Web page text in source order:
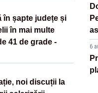
în șapte județe și
în mai multe
41 de grade -
noi discuții la
6